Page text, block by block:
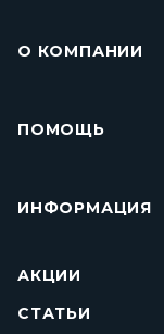
О КОМПАНИИ
ПОМОЩЬ
ИНФОРМАЦИЯ
АКЦИИ
СТАТЬИ